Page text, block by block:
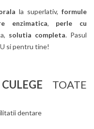
la superlativ, formule
enzimatica, perle cu
solutia completa. Pasul
si pentru tine!
CULEGE TOATE
dentare